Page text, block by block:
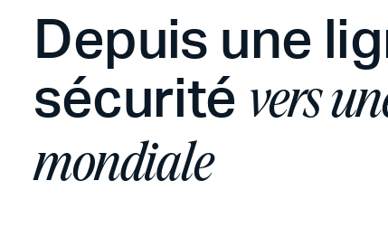
Depuis une
sécurité vers
mondiale